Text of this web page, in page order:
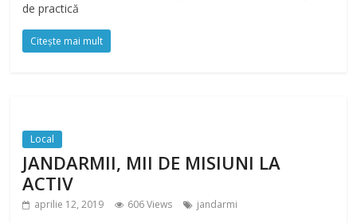
de practică
Citește mai mult
Local
JANDARMII, MII DE MISIUNI LA
ACTIV
aprilie 12, 2019 606 Views jandarmi